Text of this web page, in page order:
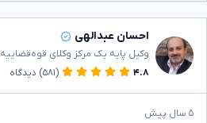
احسان عبدالهی
وکیل پایه یک مرکز وکلای قوه‌قضاییه
۴.۸
(۵۸۱) دیدگاه
۵ سال پیش